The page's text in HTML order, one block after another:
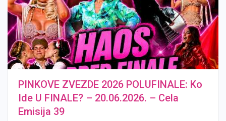
PINKOVE ZVEZDE 2026 POLUFINALE: Ko
Ide U FINALE? – 20.06.2026. – Cela
Emisija 39